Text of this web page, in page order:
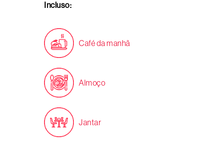
Incluso:
Café da manhã
Almoço
Jantar